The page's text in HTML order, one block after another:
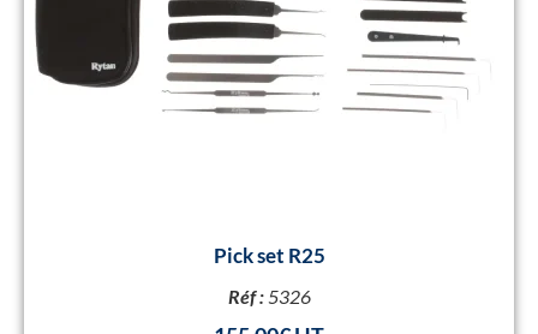
Pick set R25
Réf :5326